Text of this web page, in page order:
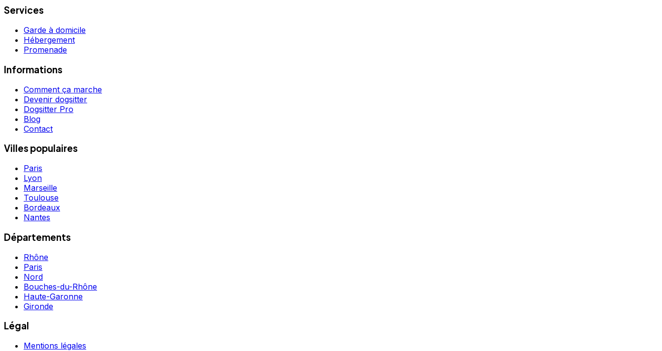
Services
Garde à domicile
Hébergement
Promenade
Informations
Comment ça marche
Devenir dogsitter
Dogsitter Pro
Blog
Contact
Villes populaires
Paris
Lyon
Marseille
Toulouse
Bordeaux
Nantes
Départements
Rhône
Paris
Nord
Bouches-du-Rhône
Haute-Garonne
Gironde
Légal
Mentions légales